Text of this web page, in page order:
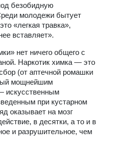
безобидную
молодежи бытует
«легкая травка»,
вставляет».
нет ничего общего с
Наркотик химка — это
(от аптечной ромашки
мощнейшим
искусственным
при кустарном
оказывает на мозг
в десятки, а то и в
и разрушительное, чем